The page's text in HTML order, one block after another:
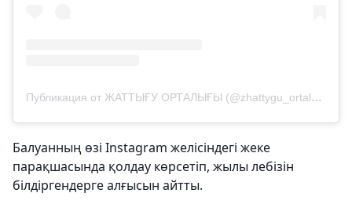
Публикация от ЖАТТЫҒУ ОРТАЛЫҒЫ (@zhattygu_ortalygy)
Балуанның өзі Instagram желісіндегі жеке
парақшасында қолдау көрсетіп, жылы лебізін
білдіргендерге алғысын айтты.